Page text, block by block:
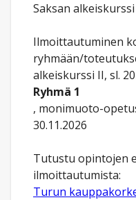
Saksan
Ilmoittautuminen
ryhmään/
alkeiskurssi II, sl.
Ryhmä 1
, monimuoto-
30.11.2026
Tutustu opintojen
Turun